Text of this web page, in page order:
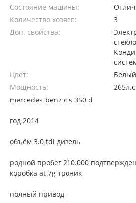
Состояние машины:
Количество хозяев:
3
Доп. свойства:
Цвет:
Мощность:
265л.с.
mercedes-benz cls 350 d
год 2014
объём 3.0 tdi дизель
родной пробег 210.000
коробка at 7g троник
полный привод